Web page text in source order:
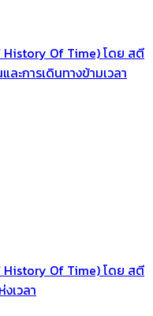
History Of Time) โดย สตี
ะการเดินทางข้ามเวลา
History Of Time) โดย สตี
เวลา